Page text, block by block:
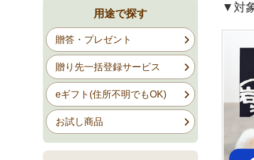
▼対
用途で探す
贈答・プレゼント
贈り先一括登録サービス
eギフト(住所不明でもOK)
お試し商品